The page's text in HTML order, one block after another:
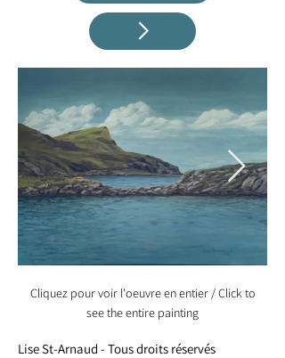
Cliquez pour voir l'oeuvre en entier / Click to
see the entire painting
Lise St-Arnaud - Tous droits réservés